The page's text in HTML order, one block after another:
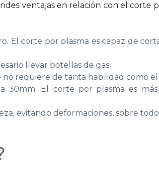
ventajas en relación con el corte
El corte por plasma es capaz de
llevar botellas de gas.
no requiere de tanta habilidad como
30mm. El corte por plasma es
evitando deformaciones, sobre